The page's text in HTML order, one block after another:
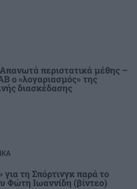
Καλοκαιρινού –
έργα και θερμική
περιστατικά μέθης –
ο «λογαριασμός» της
διασκέδασης
για τη Σπόρτινγκ παρά το
Φώτη Ιωαννίδη (βίντεο)